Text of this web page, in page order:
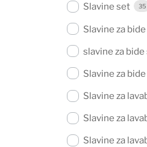
Slavine set 35
Slavine za bide
slavine za
Slavine za
Slavine za
Slavine za
Slavine za